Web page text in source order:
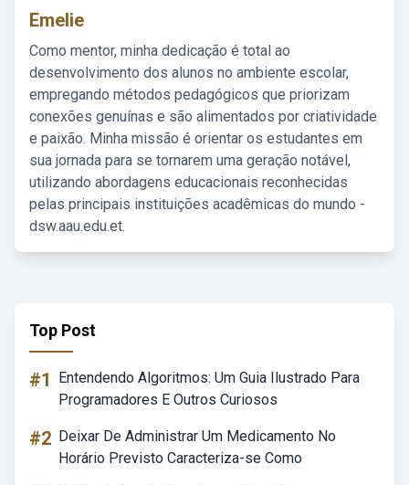
Emelie
Como mentor, minha dedicação é total ao
desenvolvimento dos alunos no ambiente escolar,
empregando métodos pedagógicos que priorizam
conexões genuínas e são alimentados por criatividade
e paixão. Minha missão é orientar os estudantes em
sua jornada para se tornarem uma geração notável,
utilizando abordagens educacionais reconhecidas
pelas principais instituições acadêmicas do mundo -
dsw.aau.edu.et.
Top Post
#1
Entendendo Algoritmos: Um Guia Ilustrado Para
Programadores E Outros Curiosos
#2 Deixar De Administrar Um Medicamento No
Horário Previsto Caracteriza-se Como